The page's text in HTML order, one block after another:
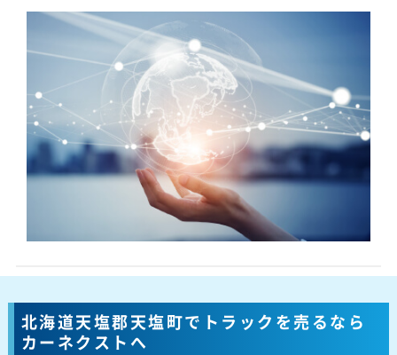
北海道天塩郡天塩町でトラックを売るなら
カーネクストへ